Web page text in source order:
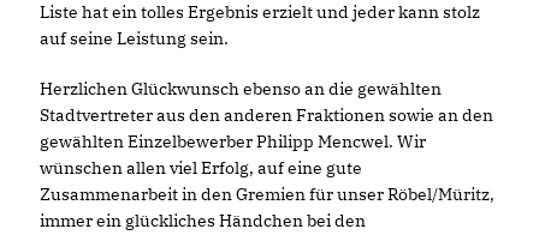
Liste hat ein tolles Ergebnis erzielt und jeder kann stolz
auf seine Leistung sein.
Herzlichen Glückwunsch ebenso an die gewählten
Stadtvertreter aus den anderen Fraktionen sowie an den
gewählten Einzelbewerber Philipp Mencwel. Wir
wünschen allen viel Erfolg, auf eine gute
Zusammenarbeit in den Gremien für unser Röbel/Müritz,
immer ein glückliches Händchen bei den